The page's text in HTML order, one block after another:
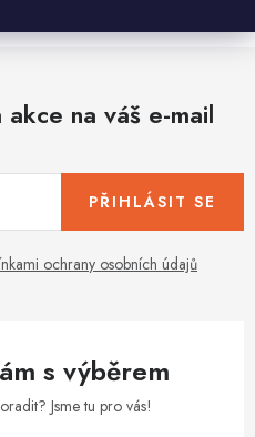
na váš e-mail
ochrany osobních údajů
PŘIHLÁSIT SE
s výběrem
Jsme tu pro vás!